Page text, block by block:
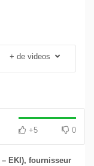
industriel
+ de videos
+5 0
– EKI), fournisseur